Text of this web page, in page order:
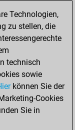
Technologien,
zu stellen, die
technisch
sowie
können Sie der
Cookies
Sie in